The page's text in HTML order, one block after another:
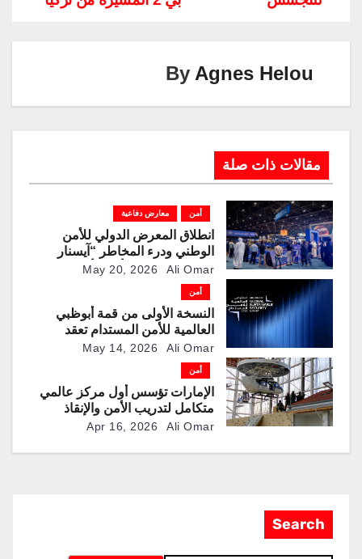
b
o
A
p
a
dI
Li
By Agnes Helou
مقالات ذات صلة
أمن معارض دفاعية
انطلاق المعرض الدولي للأمن
الوطني ودرء المخاطر “آيسنار
2026” في مركز أدنيك أبوظبي
بمشاركة 253 شركة محلية وعالمية
May 20, 2026 Ali Omar
أمن
النسخة الأولى من قمة أبوظبي
العالمية للأمن المستدام تعقد
فعالياتها في الإمارة
May 14, 2026 Ali Omar
أمن
الإمارات تؤسس أول مركز عالمي
متكامل لتدريب الأمن والإنقاذ
والعمليات الخاصةApr 16, 2026 Ali Omar
Search